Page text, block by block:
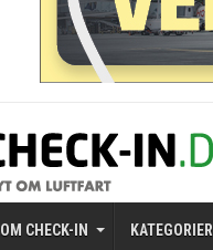
OM CHECK-IN KATEGORIER